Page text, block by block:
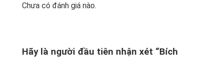
Chưa có đánh giá nào.
Hãy là người đầu tiên nhận xét “Bích